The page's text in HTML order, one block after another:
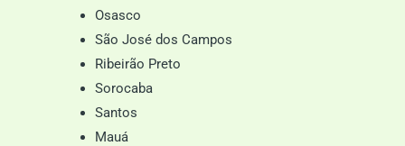
Osasco
São José dos Campos
Ribeirão Preto
Sorocaba
Santos
Mauá